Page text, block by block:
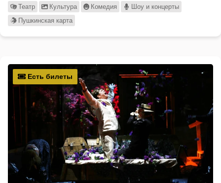
Театр Культура Комедия
Шоу и концерты
Пушкинская карта
Есть билеты